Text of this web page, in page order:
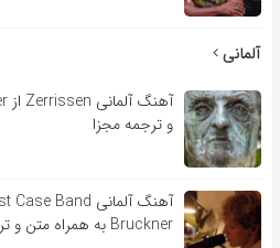
آلمانی
و ترجمه مجزا
Bruckner به همراه متن و ترجمه مجزا